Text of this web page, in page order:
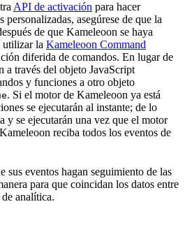
API de activación para hacer
asegúrese de que la
de que Kameleoon se haya
utilizar la Kameleoon Command
diferida de comandos. En lugar de
a través del objeto JavaScript
y funciones a otro objeto
. Si el motor de Kameleoon ya está
se ejecutarán al instante; de lo
y se ejecutarán una vez que el motor
reciba todos los eventos de
sus eventos hagan seguimiento de las
para que coincidan los datos entre
analítica.